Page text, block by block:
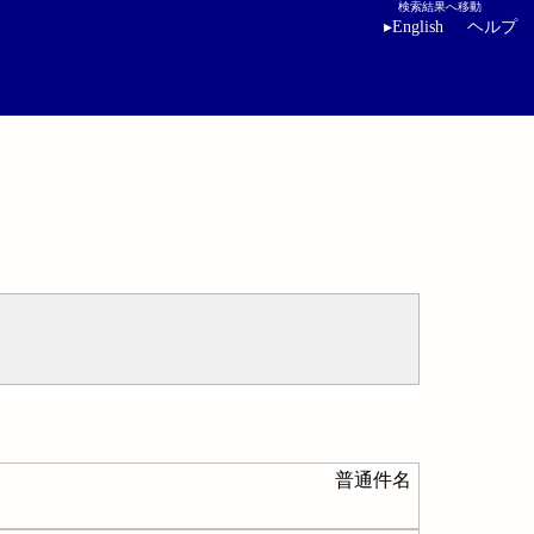
検索結果へ移動
▸English ヘルプ
普通件名